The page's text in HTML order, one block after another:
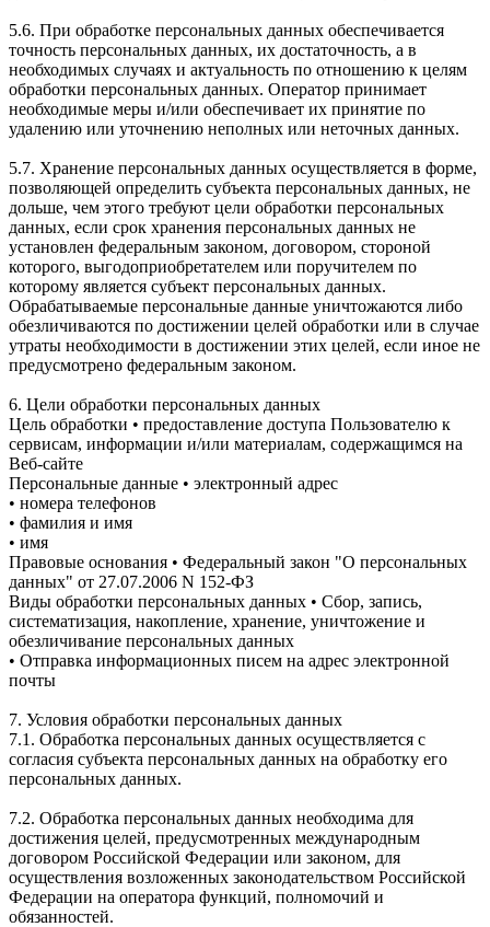
5.6. При обработке персональных данных обеспечивается
точность персональных данных, их достаточность, а в
необходимых случаях и актуальность по отношению к целям
обработки персональных данных. Оператор принимает
необходимые меры и/или обеспечивает их принятие по
удалению или уточнению неполных или неточных данных.
5.7. Хранение персональных данных осуществляется в форме,
позволяющей определить субъекта персональных данных, не
дольше, чем этого требуют цели обработки персональных
данных, если срок хранения персональных данных не
установлен федеральным законом, договором, стороной
которого, выгодоприобретателем или поручителем по
которому является субъект персональных данных.
Обрабатываемые персональные данные уничтожаются либо
обезличиваются по достижении целей обработки или в случае
утраты необходимости в достижении этих целей, если иное не
предусмотрено федеральным законом.
6. Цели обработки персональных данных
Цель обработки • предоставление доступа Пользователю к
сервисам, информации и/или материалам, содержащимся на
Веб-сайте
Персональные данные • электронный адрес
• номера телефонов
• фамилия и имя
• имя
Правовые основания • Федеральный закон "О персональных
данных" от 27.07.2006 N 152-ФЗ
Виды обработки персональных данных • Сбор, запись,
систематизация, накопление, хранение, уничтожение и
обезличивание персональных данных
• Отправка информационных писем на адрес электронной
почты
7. Условия обработки персональных данных
7.1. Обработка персональных данных осуществляется с
согласия субъекта персональных данных на обработку его
персональных данных.
7.2. Обработка персональных данных необходима для
достижения целей, предусмотренных международным
договором Российской Федерации или законом, для
осуществления возложенных законодательством Российской
Федерации на оператора функций, полномочий и
обязанностей.